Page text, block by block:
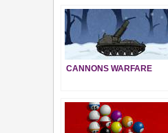
CANNONS WARFARE